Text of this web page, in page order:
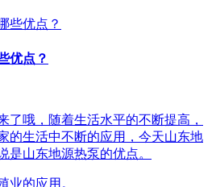
优点？
了哦，随着生活水平的不断提高，
的生活中不断的应用，今天山东地
是山东地源热泵的优点。